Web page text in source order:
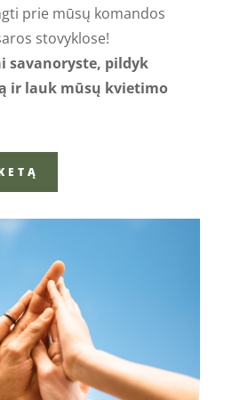
prie mūsų komandos
stovyklose!
savanoryste, pildyk
ir lauk mūsų kvietimo